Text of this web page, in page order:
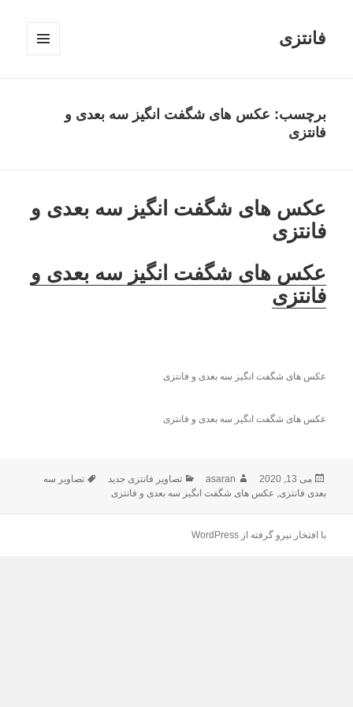
فانتزی
برچسب: عکس های شگفت انگیز سه بعدی و
فانتزی
عکس های شگفت انگیز سه بعدی و
فانتزی
عکس های شگفت انگیز سه بعدی و
فانتزی
عکس های شگفت انگیز سه بعدی و فانتزی
عکس های شگفت انگیز سه بعدی و فانتزی
ارسال
شده
می 13, 2020 نویسنده
asaran دسته‌ها
تصاویر فانتزی جدید برچسب‌ها
تصاویر سه
بعدی فانتزی, عکس های شگفت انگیز سه بعدی و فانتزی
با افتخار نیرو گرفته از WordPress